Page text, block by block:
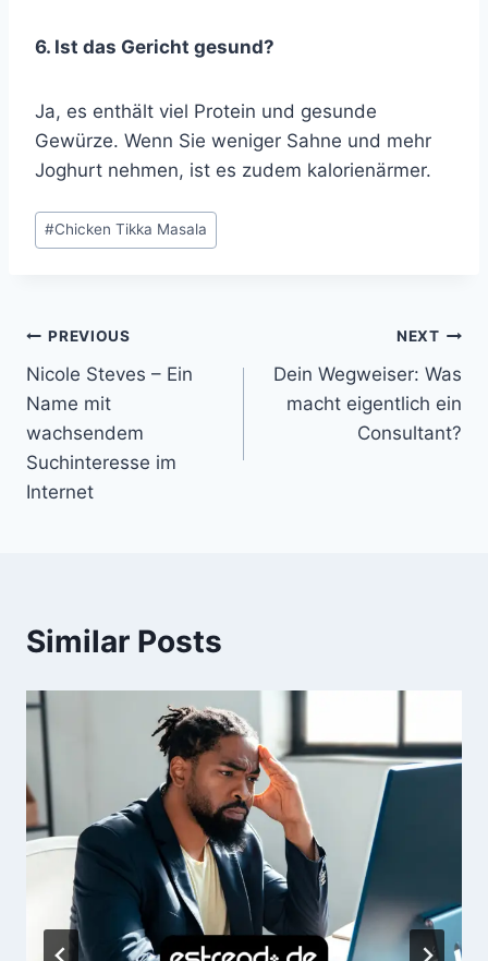
6. Ist das Gericht gesund?
Ja, es enthält viel Protein und gesunde
Gewürze. Wenn Sie weniger Sahne und mehr
Joghurt nehmen, ist es zudem kalorienärmer.
Post
Tags:
#Chicken Tikka Masala
Post
navigation
PREVIOUS
Nicole Steves – Ein
Name mit
wachsendem
Suchinteresse im
Internet
NEXT
Dein Wegweiser: Was
macht eigentlich ein
Consultant?
Similar Posts